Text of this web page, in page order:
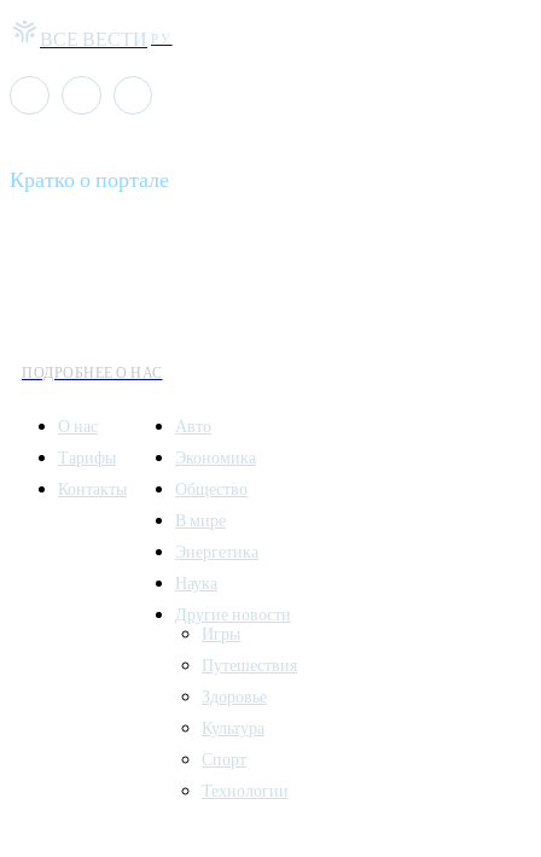
ВСЕ ВЕСТИ РУ
Кратко о портале
ПОДРОБНЕЕ О НАС
О нас
Тарифы
Контакты
Авто
Экономика
Общество
В мире
Энергетика
Наука
Другие новости
Игры
Путешествия
Здоровье
Культура
Спорт
Технологии